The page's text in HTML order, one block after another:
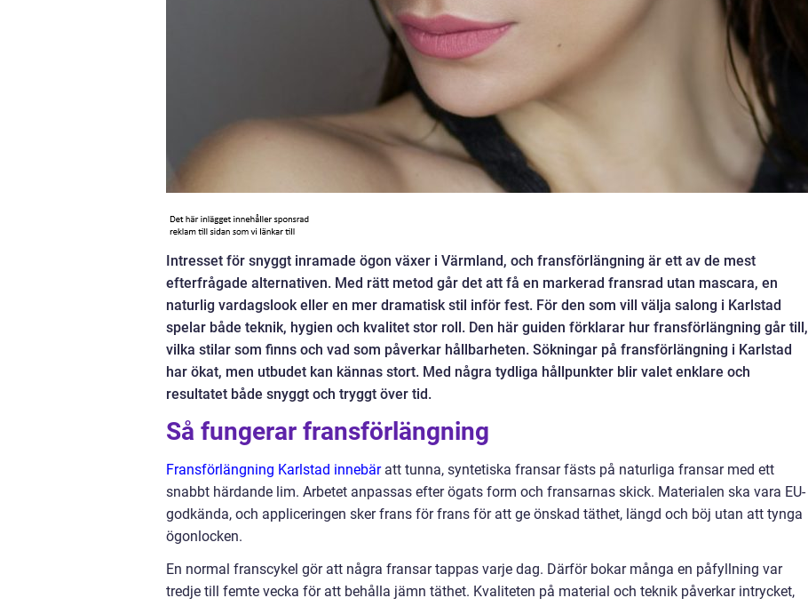
Intresset för snyggt inramade ögon växer i Värmland, och fransförlängning är ett av de mest
efterfrågade alternativen. Med rätt metod går det att få en markerad fransrad utan mascara, en
naturlig vardagslook eller en mer dramatisk stil inför fest. För den som vill välja salong i Karlstad
spelar både teknik, hygien och kvalitet stor roll. Den här guiden förklarar hur fransförlängning går till,
vilka stilar som finns och vad som påverkar hållbarheten. Sökningar på fransförlängning i Karlstad
har ökat, men utbudet kan kännas stort. Med några tydliga hållpunkter blir valet enklare och
resultatet både snyggt och tryggt över tid.
Så fungerar fransförlängning
Fransförlängning Karlstad innebäratt tunna, syntetiska fransar fästs på naturliga fransar med ett
snabbt härdande lim. Arbetet anpassas efter ögats form och fransarnas skick. Materialen ska vara EU-
godkända, och appliceringen sker frans för frans för att ge önskad täthet, längd och böj utan att tynga
ögonlocken.
En normal franscykel gör att några fransar tappas varje dag. Därför bokar många en påfyllning var
tredje till femte vecka för att behålla jämn täthet. Kvaliteten på material och teknik påverkar intrycket,